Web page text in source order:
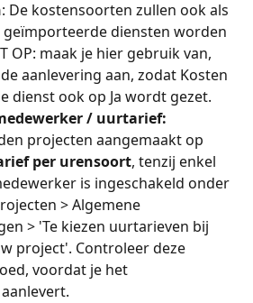
: De kostensoorten zullen ook als
geïmporteerde diensten worden
OP: maak je hier gebruik van,
aanlevering aan, zodat Kosten
dienst ook op Ja wordt gezet.
/ uurtarief:
projecten aangemaakt op
per urensoort, tenzij enkel
is ingeschakeld onder
> Algemene
> 'Te kiezen uurtarieven bij
project'. Controleer deze
voordat je het